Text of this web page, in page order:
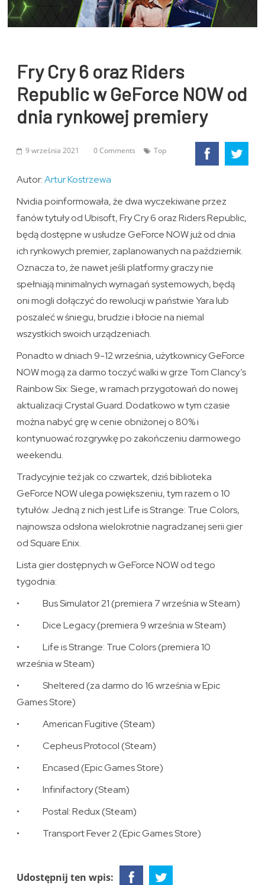
Fry Cry 6 oraz Riders
Republic w GeForce NOW od
dnia rynkowej premiery
9 września 2021 0 Comments Top
Autor:Artur Kostrzewa
Nvidia poinformowała, że dwa wyczekiwane przez
fanów tytuły od Ubisoft, Fry Cry 6 oraz Riders Republic,
będą dostępne w usłudze GeForce NOW już od dnia
ich rynkowych premier, zaplanowanych na październik.
Oznacza to, że nawet jeśli platformy graczy nie
spełniają minimalnych wymagań systemowych, będą
oni mogli dołączyć do rewolucji w państwie Yara lub
poszaleć w śniegu, brudzie i błocie na niemal
wszystkich swoich urządzeniach.
Ponadto w dniach 9-12 września, użytkownicy GeForce
NOW mogą za darmo toczyć walki w grze Tom Clancy’s
Rainbow Six: Siege, w ramach przygotowań do nowej
aktualizacji Crystal Guard. Dodatkowo w tym czasie
można nabyć grę w cenie obniżonej o 80% i
kontynuować rozgrywkę po zakończeniu darmowego
weekendu.
Tradycyjnie też jak co czwartek, dziś biblioteka
GeForce NOW ulega powiększeniu, tym razem o 10
tytułów. Jedną z nich jest Life is Strange: True Colors,
najnowsza odsłona wielokrotnie nagradzanej serii gier
od Square Enix.
Lista gier dostępnych w GeForce NOW od tego
tygodnia:
• Bus Simulator 21 (premiera 7 września w Steam)
• Dice Legacy (premiera 9 września w Steam)
• Life is Strange: True Colors (premiera 10
września w Steam)
• Sheltered (za darmo do 16 września w Epic
Games Store)
• American Fugitive (Steam)
• Cepheus Protocol (Steam)
• Encased (Epic Games Store)
• Infinifactory (Steam)
• Postal: Redux (Steam)
• Transport Fever 2 (Epic Games Store)
Udostępnij ten wpis: